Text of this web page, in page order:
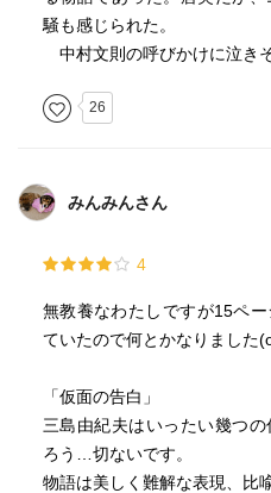
騒も感じられた。
中村文則の呼びかけに泣き
26
みんみんさん
4
無教養なわたしですが15ペ
ていたので何とかなりました
「仮面の告白」
三島由紀夫はいったい幾つ
ろう…切ないです。
物語は美しく難解な表現、比